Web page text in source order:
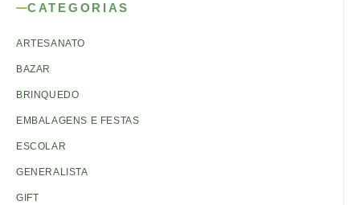
CATEGORIAS
ARTESANATO
BAZAR
BRINQUEDO
EMBALAGENS E FESTAS
ESCOLAR
GENERALISTA
GIFT